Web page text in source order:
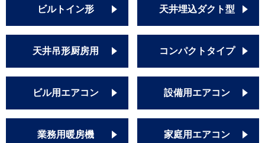
ビルトイン形 天井埋込ダクト型
天井吊形厨房用 コンパクトタイプ
ビル用エアコン 設備用エアコン
業務用暖房機 家庭用エアコン